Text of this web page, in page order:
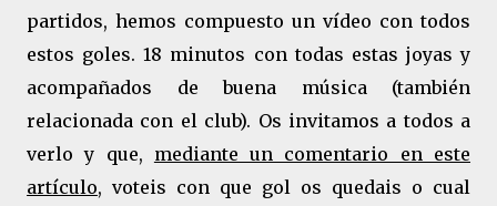
partidos, hemos compuesto un vídeo con todos
estos goles. 18 minutos con todas estas joyas y
acompañados de buena música (también
relacionada con el club). Os invitamos a todos a
verlo y que, mediante un comentario en este
artículo, voteis con que gol os quedais o cual